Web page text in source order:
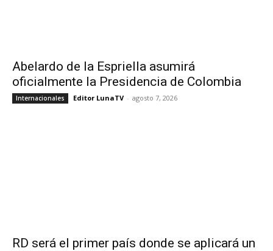
Abelardo de la Espriella asumirá
oficialmente la Presidencia de Colombia
Internacionales Editor LunaTV - agosto 7, 2026
RD será el primer país donde se aplicará un